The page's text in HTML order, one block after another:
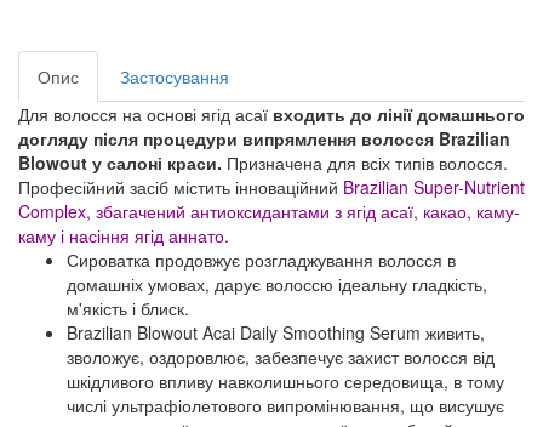
Опис
Застосування
Для волосся на основі ягід асаї входить до лінії домашнього
догляду після процедури випрямлення волосся Brazilian
Blowout у салоні краси. Призначена для всіх типів волосся.
Професійний засіб містить інноваційний Brazilian Super-Nutrient
Complex, збагачений антиоксидантами з ягід асаї, какао, каму-
каму і насіння ягід аннато.
Сироватка продовжує розгладжування волосся в
домашніх умовах, дарує волоссю ідеальну гладкість,
м'якість і блиск.
Brazilian Blowout Acai Daily Smoothing Serum живить,
зволожує, оздоровлює, забезпечує захист волосся від
шкідливого впливу навколишнього середовища, в тому
числі ультрафіолетового випромінювання, що висушує